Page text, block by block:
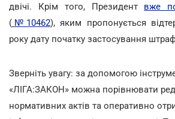
двічі. Крім того, Президент вже
( №10462), яким пропонується
року дату початку застосування
Зверніть увагу: за допомогою
«ЛІГА:ЗАКОН» можна порівнювати
нормативних актів та оперативно